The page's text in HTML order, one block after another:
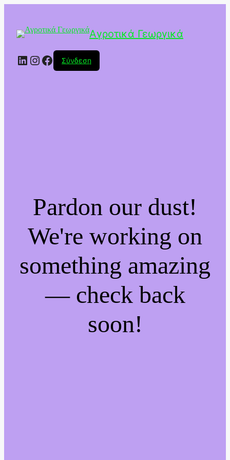
Αγροτικά Γεωργικά
Linkedin
Instagram
Facebook
Σύνδεση
Pardon our dust!
We're working on
something amazing
— check back
soon!